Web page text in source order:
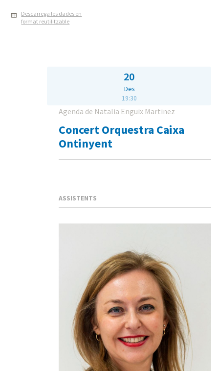
Descarrega les dades en
format reutilitzable
20
Des
19:30
Agenda de Natalia Enguix Martinez
Concert Orquestra Caixa
Ontinyent
ASSISTENTS